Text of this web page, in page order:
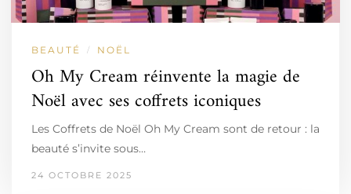
BEAUTÉ / NOËL
Oh My Cream réinvente la magie de
Noël avec ses coffrets iconiques
Les Coffrets de Noël Oh My Cream sont de retour : la
beauté s’invite sous…
24 OCTOBRE 2025